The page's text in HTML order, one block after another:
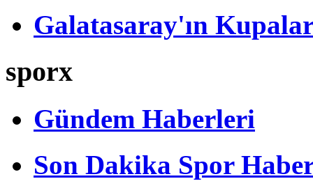
Galatasaray'ın
sporx
Gündem Haberleri
Son Dakika Spor